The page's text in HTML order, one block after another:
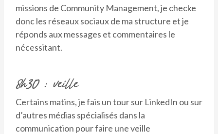
missions de Community Management, je checke
donc les réseaux sociaux de ma structure et je
réponds aux messages et commentaires le
nécessitant.
8h30 : veille
Certains matins, je fais un tour sur LinkedIn ou sur
d’autres médias spécialisés dans la
communication pour faire une veille